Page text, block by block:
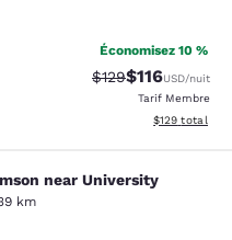
Économisez 10 %
Tarif barré :
$129Tarif réduit :
$116USD/nuit
Tarif Membre
Afficher les
$129 total
near University
near University
km
commentaires